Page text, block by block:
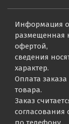
Информация о
размещенная
офертой,
сведения
характер.
Оплата
товара.
Заказ